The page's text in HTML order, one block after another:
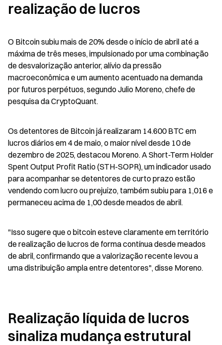
realização de lucros
O Bitcoin subiu mais de 20% desde o início de abril até a
máxima de três meses, impulsionado por uma combinação
de desvalorização anterior, alívio da pressão
macroeconômica e um aumento acentuado na demanda
por futuros perpétuos, segundo Julio Moreno, chefe de
pesquisa da CryptoQuant.
Os detentores de Bitcoin já realizaram 14.600 BTC em
lucros diários em 4 de maio, o maior nível desde 10 de
dezembro de 2025, destacou Moreno. A Short-Term Holder
Spent Output Profit Ratio (STH-SOPR), um indicador usado
para acompanhar se detentores de curto prazo estão
vendendo com lucro ou prejuízo, também subiu para 1,016 e
permaneceu acima de 1,00 desde meados de abril.
"Isso sugere que o bitcoin esteve claramente em território
de realização de lucros de forma contínua desde meados
de abril, confirmando que a valorização recente levou a
uma distribuição ampla entre detentores", disse Moreno.
Realização líquida de lucros
sinaliza mudança estrutural